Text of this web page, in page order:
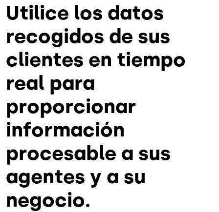
Utilice los datos
recogidos de sus
clientes en tiempo
real para
proporcionar
información
procesable a sus
agentes y a su
negocio.